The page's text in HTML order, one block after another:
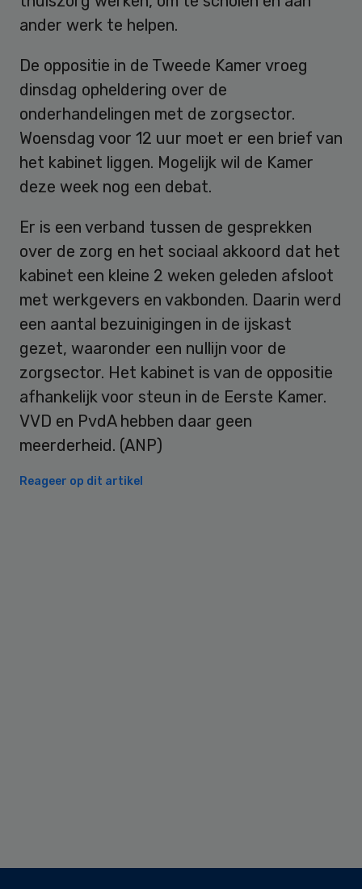
ander werk te helpen.
De oppositie in de Tweede Kamer vroeg
dinsdag opheldering over de
onderhandelingen met de zorgsector.
Woensdag voor 12 uur moet er een brief van
het kabinet liggen. Mogelijk wil de Kamer
deze week nog een debat.
Er is een verband tussen de gesprekken
over de zorg en het sociaal akkoord dat het
kabinet een kleine 2 weken geleden afsloot
met werkgevers en vakbonden. Daarin werd
een aantal bezuinigingen in de ijskast
gezet, waaronder een nullijn voor de
zorgsector. Het kabinet is van de oppositie
afhankelijk voor steun in de Eerste Kamer.
VVD en PvdA hebben daar geen
meerderheid. (ANP)
Reageer op dit artikel